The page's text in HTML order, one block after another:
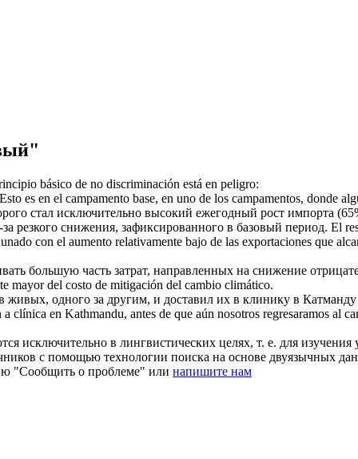
básico de no discriminación está en peligro:
Esto es en el campamento base, en uno de los campamentos, donde
стал исключительно высокий ежегодный рост импорта
резкого снижения, зафиксированного в базовый период. El
con el aumento relativamente bajo de las exportaciones que
большую часть затрат, направленных на снижение
mayor del costo de mitigación del cambio climático.
живых, одного за другим, и доставил их в клинику в
en Kathmandu, antes de que aún nosotros regresaramos al
исключительно в лингвистических целях, т. е. для
с помощью технологии поиска на основе двуязычных
"Сообщить о проблеме" или напишите нам